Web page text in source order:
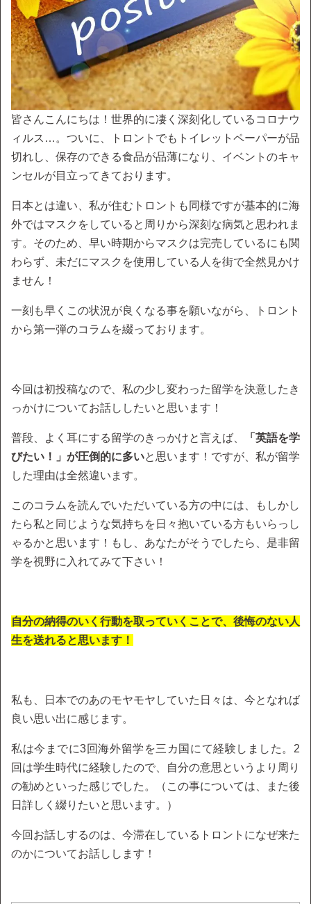
皆さんこんにちは！世界的に凄く深刻化しているコロナウ
ィルス…。ついに、トロントでもトイレットペーパーが品
切れし、保存のできる食品が品薄になり、イベントのキャ
ンセルが目立ってきております。
日本とは違い、私が住むトロントも同様ですが基本的に海
外ではマスクをしていると周りから深刻な病気と思われま
す。そのため、早い時期からマスクは完売しているにも関
わらず、未だにマスクを使用している人を街で全然見かけ
ません！
一刻も早くこの状況が良くなる事を願いながら、トロント
から第一弾のコラムを綴っております。
今回は初投稿なので、私の少し変わった留学を決意したき
っかけについてお話ししたいと思います！
普段、よく耳にする留学のきっかけと言えば、
「英語を学
びたい！」が圧倒的に多いと思います！ですが、私が留学
した理由は全然違います。
このコラムを読んでいただいている方の中には、もしかし
たら私と同じような気持ちを日々抱いている方もいらっし
ゃるかと思います！もし、あなたがそうでしたら、是非留
学を視野に入れてみて下さい！
自分の納得のいく行動を取っていくことで、後悔のない人
生を送れると思います！
私も、日本でのあのモヤモヤしていた日々は、今となれば
良い思い出に感じます。
私は今までに3回海外留学を三カ国にて経験しました。2
回は学生時代に経験したので、自分の意思というより周り
の勧めといった感じでした。（この事については、また後
日詳しく綴りたいと思います。）
今回お話しするのは、今滞在しているトロントになぜ来た
のかについてお話しします！